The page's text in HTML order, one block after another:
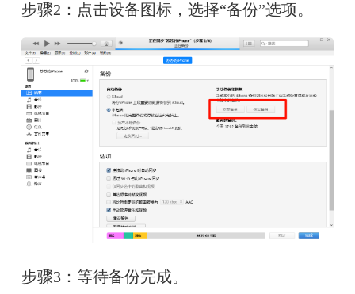
步骤2：点击设备图标，选择“备份”选项。
步骤3：等待备份完成。